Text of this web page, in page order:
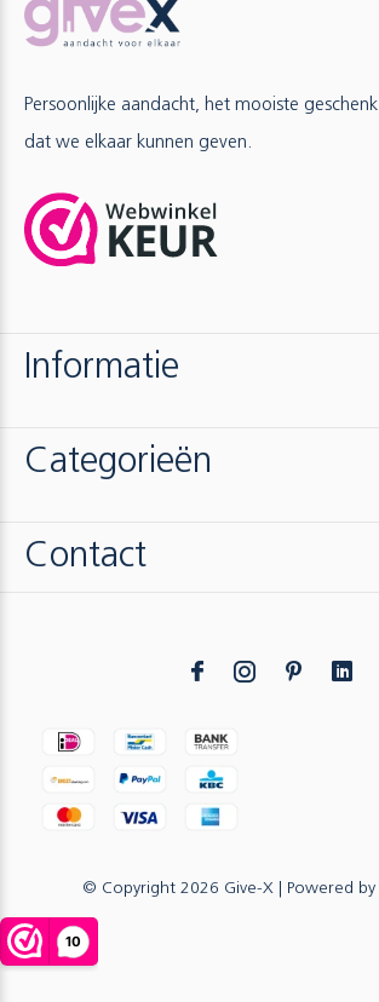
Persoonlijke aandacht, het mooiste geschenk
dat we elkaar kunnen geven.
Informatie
Categorieën
Contact
© Copyright 2026 Give-X | Powered by